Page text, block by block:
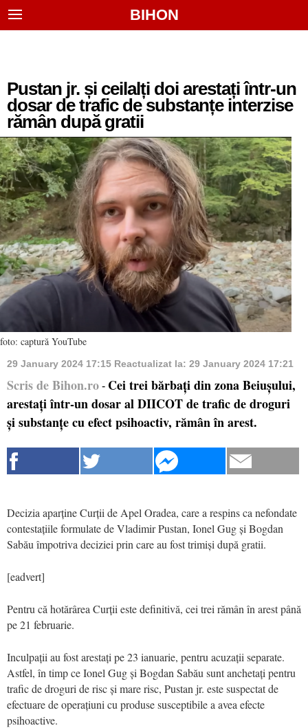
BIHON
Pustan jr. și ceilalți doi arestați într-un
dosar de trafic de substanțe interzise
rămân după gratii
foto: captură YouTube
29 January 2024 17:15 Reactualizat la: 29 January 2024 17:21
Scris de Bihon.ro - Cei trei bărbați din zona Beiușului,
arestați într-un dosar al DIICOT de trafic de droguri
și substanțe cu efect psihoactiv, rămân în arest.
Decizia aparține Curții de Apel Oradea, care a respins ca nefondate
contestațiile formulate de Vladimir Pustan, Ionel Gug și Bogdan
Sabău împotriva deciziei prin care au fost trimiși după gratii.
[eadvert]
Pentru că hotărârea Curții este definitivă, cei trei rămân în arest până
pe 21 februarie.
Inculpații au fost arestați pe 23 ianuarie, pentru acuzații separate.
Astfel, în timp ce Ionel Gug și Bogdan Sabău sunt anchetați pentru
trafic de droguri de risc și mare risc, Pustan jr. este suspectat de
efectuare de operațiuni cu produse susceptibile a avea efecte
psihoactive.